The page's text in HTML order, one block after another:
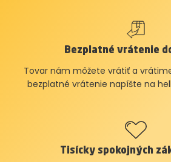
Bezplatné vrátenie
Tovar nám môžete vrátiť a
bezplatné vrátenie napíšte na
Tisícky spokojných